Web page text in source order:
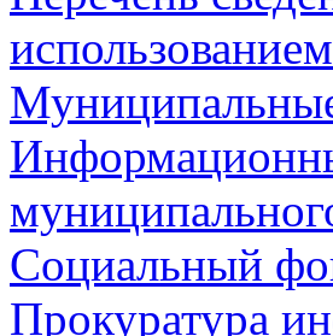
Социальный
Прокуратура